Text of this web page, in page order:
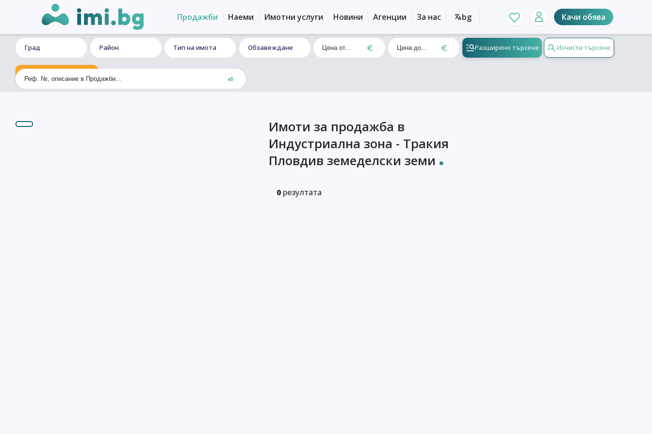
Продажби Наеми Имотни услуги Новини Агенции За нас bg Качи обява
Град Район Тип на имота Обзавеждане Разширено търсене Изчисти търсене
Ексклузивно търсене
Имоти за продажба в
Индустриална зона - Тракия
Пловдив земеделски земи
0 резултата